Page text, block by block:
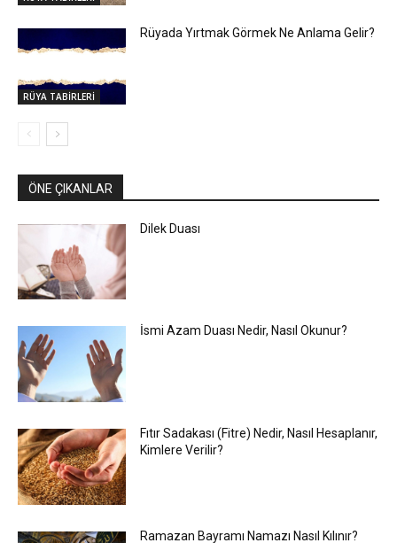
RÜYA TABİRLERİ
Rüyada Yırtmak Görmek Ne Anlama Gelir?
ÖNE ÇIKANLAR
Dilek Duası
İsmi Azam Duası Nedir, Nasıl Okunur?
Fıtır Sadakası (Fitre) Nedir, Nasıl Hesaplanır,
Kimlere Verilir?
Ramazan Bayramı Namazı Nasıl Kılınır?